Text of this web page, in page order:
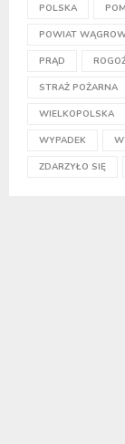
POLSKA
POWIAT
PRĄD
STRAŻ POŻARNA
WIELKOPOLSKA
WYPADEK
ZDARZYŁO SIĘ